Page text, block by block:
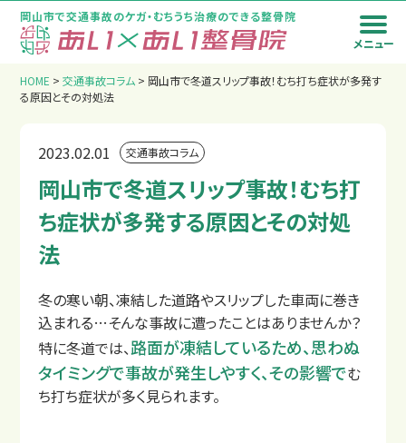
岡山市で交通事故のケガ・むちうち治療のできる整骨院
メニュー
トップページ
HOME >交通事故コラム > 岡山市で冬道スリップ事故！むち打ち症状が多発す
る原因とその対処法
2023.02.01 交通事故コラム
岡山市で冬道スリップ事故！むち打
ち症状が多発する原因とその対処
法
冬の寒い朝、凍結した道路やスリップした車両に巻き
込まれる…そんな事故に遭ったことはありませんか？
特に冬道では、路面が凍結しているため、思わぬ
タイミングで事故が発生しやすく、その影響でむ
ち打ち症状が多く見られます。